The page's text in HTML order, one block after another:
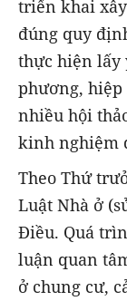
triển khai
đúng quy
thực hiện lấy
phương, hiệp
nhiều hội
kinh nghiệm
Theo Thứ
Luật Nhà ở
Điều. Quá
luận quan
ở chung cư,